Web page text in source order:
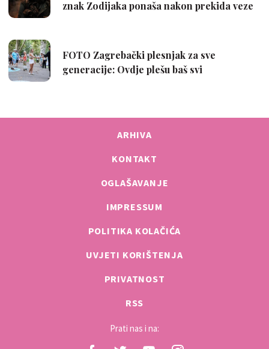
ARHIVA
KONTAKT
OGLAŠAVANJE
IMPRESSUM
POLITIKA KOLAČIĆA
UVJETI KORIŠTENJA
PRIVATNOST
RSS
Prati nas i na: